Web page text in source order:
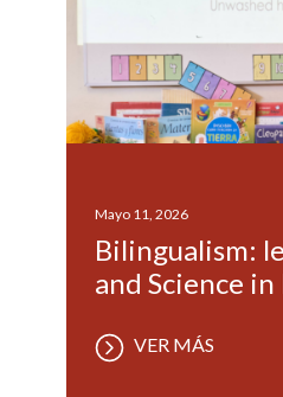
Mayo 11, 2026
Bilingualism:
and Science in
VER MÁS